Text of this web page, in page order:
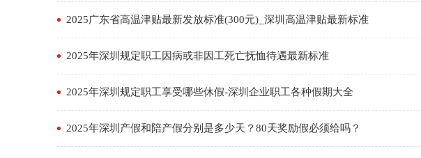
2025广东省高温津贴最新发放标准(300元)_深圳高温津贴最新标准
2025年深圳规定职工因病或非因工死亡抚恤待遇最新标准
2025年深圳规定职工享受哪些休假-深圳企业职工各种假期大全
2025年深圳产假和陪产假分别是多少天？80天奖励假必须给吗？